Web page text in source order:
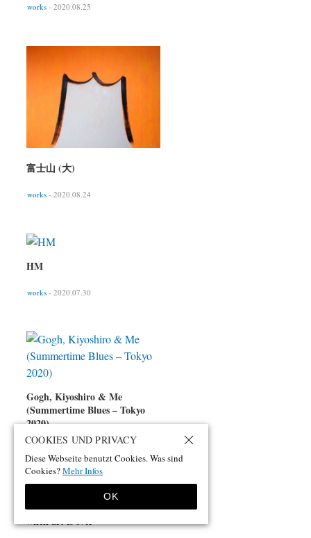
works - 2020.08.25
富士山 (大)
works - 2020.08.24
HM
works - 2020.07.30
Gogh, Kiyoshiro & Me
(Summertime Blues – Tokyo
2020)
when art is over
COOKIES UND PRIVACY
Diese Webseite benutzt Cookies. Was sind
Cookies?Mehr Infos
OK